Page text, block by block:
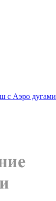
с Аэро дугами